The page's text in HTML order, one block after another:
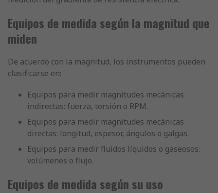
Equipos de medida según la magnitud que
miden
De acuerdo con la magnitud, los instrumentos pueden
clasificarse en:
Equipos para medir magnitudes mecánicas
indirectas: fuerza, torsión o RPM.
Equipos para medir magnitudes mecánicas
directas: longitud, espesor, ángulos o galgas.
Equipos para medir fluidos líquidos o gaseosos:
volúmenes o flujo.
Equipos de medida según su uso